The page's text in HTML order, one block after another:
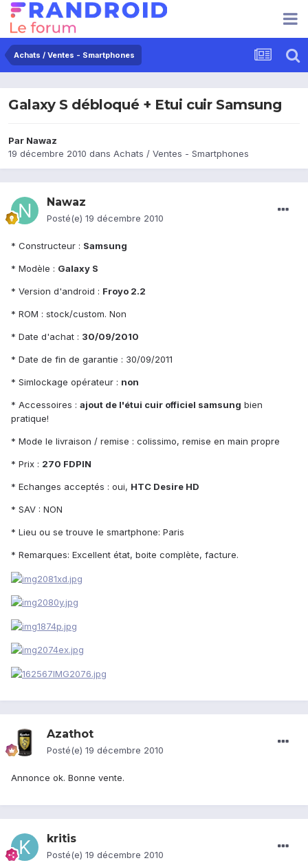
Achats / Ventes - Smartphones
Galaxy S débloqué + Etui cuir Samsung
Par Nawaz
19 décembre 2010 dans Achats / Ventes - Smartphones
Nawaz
Posté(e) 19 décembre 2010
* Constructeur : Samsung
* Modèle : Galaxy S
* Version d'android : Froyo 2.2
* ROM : stock/custom. Non
* Date d'achat : 30/09/2010
* Date de fin de garantie : 30/09/2011
* Simlockage opérateur : non
* Accessoires : ajout de l'étui cuir officiel samsung bien
pratique!
* Mode le livraison / remise : colissimo, remise en main propre
* Prix : 270 FDPIN
* Echanges acceptés : oui, HTC Desire HD
* SAV : NON
* Lieu ou se trouve le smartphone: Paris
* Remarques: Excellent état, boite complète, facture.
Azathot
Posté(e) 19 décembre 2010
Annonce ok. Bonne vente.
kritis
Posté(e) 19 décembre 2010